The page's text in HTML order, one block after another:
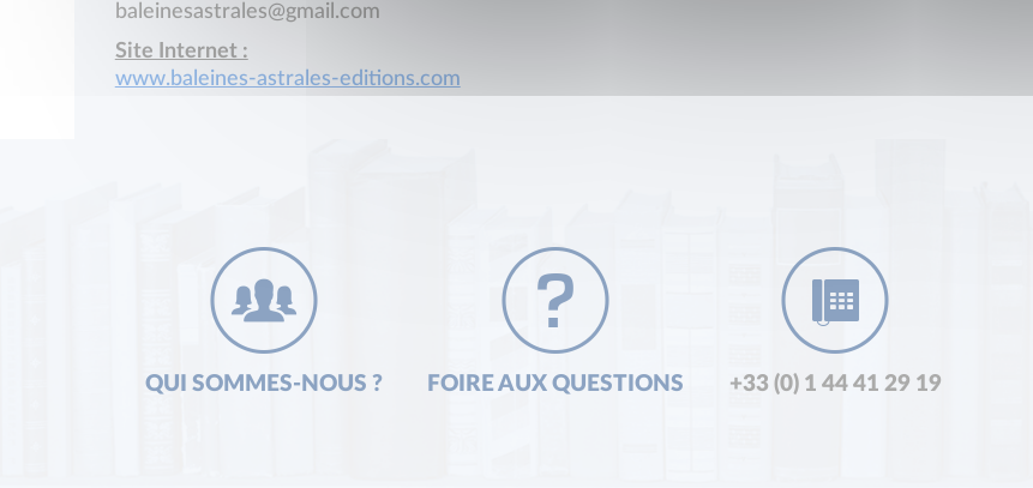
baleinesastrales@gmail.com
Site Internet :
www.baleines-astrales-editions.com
QUI SOMMES-NOUS ? FOIRE AUX QUESTIONS +33 (0) 1 44 41 29 19